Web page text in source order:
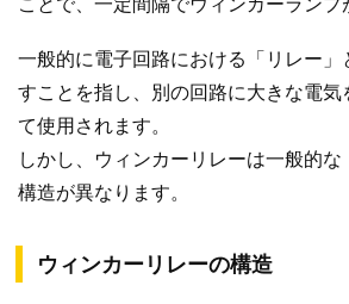
ことで、一定間隔でウィンカーランプ
一般的に電子回路における「リレー」
すことを指し、別の回路に大きな電気
て使用されます。
しかし、ウィンカーリレーは一般的な
構造が異なります。
ウィンカーリレーの構造